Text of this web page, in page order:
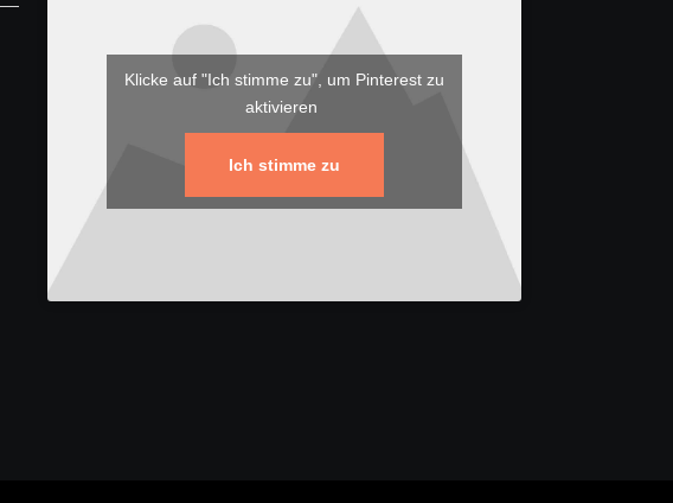
Klicke auf "Ich stimme zu", um Pinterest zu
aktivieren
Ich stimme zu